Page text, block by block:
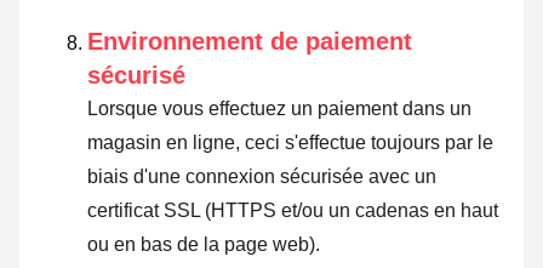
Environnement de paiement
sécurisé
Lorsque vous effectuez un paiement dans un
magasin en ligne, ceci s'effectue toujours par le
biais d'une connexion sécurisée avec un
certificat SSL (HTTPS et/ou un cadenas en haut
ou en bas de la page web).